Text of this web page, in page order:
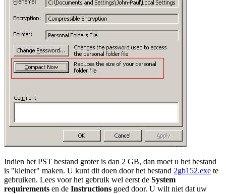
Indien het PST bestand groter is dan 2 GB, dan moet u het bestand
is "kleiner" maken. U kunt dit doen door het bestand 2gb152.exe te
gebruiken. Lees voor het gebruik wel eerst de System
requirements en de Instructions goed door. U wilt niet dat uw